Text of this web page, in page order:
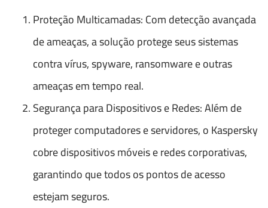
Proteção Multicamadas: Com detecção avançada
de ameaças, a solução protege seus sistemas
contra vírus, spyware, ransomware e outras
ameaças em tempo real.
Segurança para Dispositivos e Redes: Além de
proteger computadores e servidores, o Kaspersky
cobre dispositivos móveis e redes corporativas,
garantindo que todos os pontos de acesso
estejam seguros.